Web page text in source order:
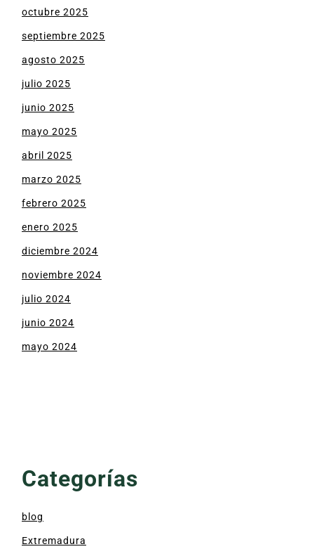
octubre 2025
septiembre 2025
agosto 2025
julio 2025
junio 2025
mayo 2025
abril 2025
marzo 2025
febrero 2025
enero 2025
diciembre 2024
noviembre 2024
julio 2024
junio 2024
mayo 2024
Categorías
blog
Extremadura